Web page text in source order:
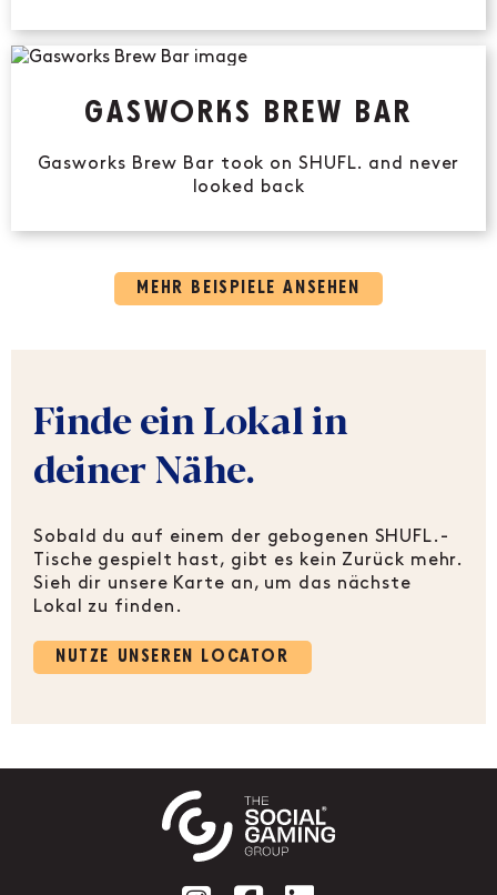
GASWORKS BREW BAR
Gasworks Brew Bar took on SHUFL. and never
looked back
MEHR BEISPIELE ANSEHEN
Finde ein Lokal in
deiner Nähe.
Sobald du auf einem der gebogenen SHUFL.-
Tische gespielt hast, gibt es kein Zurück mehr.
Sieh dir unsere Karte an, um das nächste
Lokal zu finden.
NUTZE UNSEREN LOCATOR